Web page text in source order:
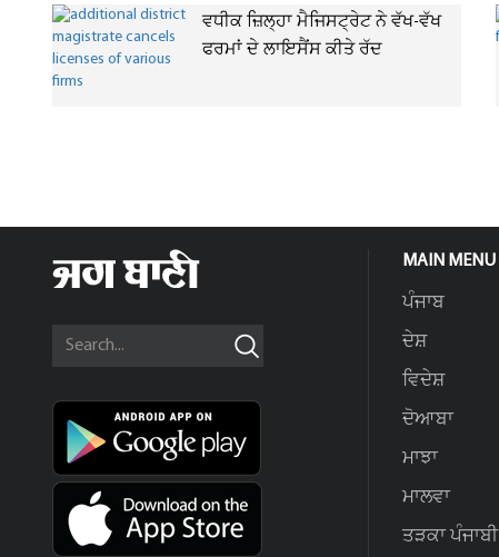
ਵਧੀਕ ਜ਼ਿਲ੍ਹਾ ਮੈਜਿਸਟ੍ਰੇਟ ਨੇ ਵੱਖ-ਵੱਖ
ਫਰਮਾਂ ਦੇ ਲਾਇਸੈਂਸ ਕੀਤੇ ਰੱਦ
MAIN MENU
ਪੰਜਾਬ
ਦੇਸ਼
ਵਿਦੇਸ਼
ਦੋਆਬਾ
ਮਾਝਾ
ਮਾਲਵਾ
ਤੜਕਾ ਪੰਜਾਬੀ